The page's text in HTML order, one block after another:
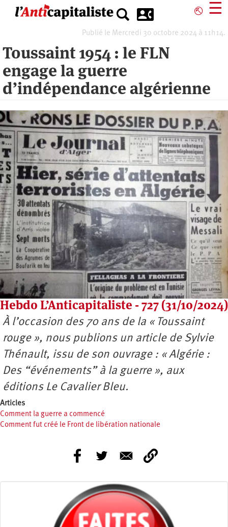
⎋ ☰
Publié le Mercredi 30 octobre 2024 à 11h14.
Toussaint 1954 : le FLN
engage la guerre
d’indépendance algérienne
Hebdo L’Anticapitaliste - 727 (31/10/2024)
À l’occasion des 70 ans de la « Toussaint
rouge », nous publions un article de Sylvie
Thénault, issu de son ouvrage : « Algérie :
Des “événements” à la guerre », aux
éditions Le Cavalier Bleu.
Articles
Comment la guerre a commencé
Comment fut créé le Front de libération nationale